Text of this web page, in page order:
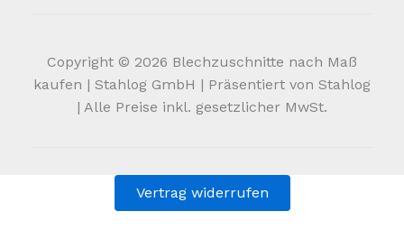
Copyright © 2026 Blechzuschnitte nach Maß
kaufen | Stahlog GmbH | Präsentiert von Stahlog
| Alle Preise inkl. gesetzlicher MwSt.
Vertrag widerrufen